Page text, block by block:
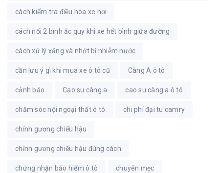
cách kiểm tra điều hòa xe hơi
cách nối 2 bình ắc quy khi xe hết bình giữa đường
cách xử lý xăng và nhớt bị nhiễm nước
cần lưu ý gì khi mua xe ô tô cũ Càng A ô tô
cảnh báo Cao su càng a cao su càng a ô tô
chăm sóc nội ngoại thất ô tô chi phí đại tu camry
chỉnh gương chiếu hậu
chỉnh gương chiếu hậu đúng cách
chứng nhận bảo hiểm ô tô chuyên mẹc